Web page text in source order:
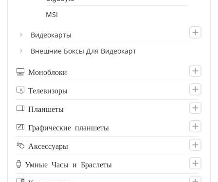
MSI
Видеокарты
Внешние Боксы Для Видеокарт
Моноблоки
Телевизоры
Планшеты
Графические планшеты
Аксессуары
Умные Часы и Браслеты